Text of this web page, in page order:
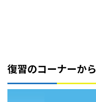
復習のコーナーから